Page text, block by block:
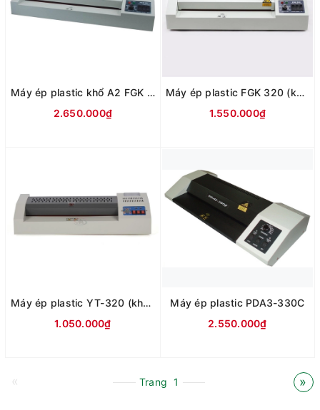
Máy ép plastic khổ A2 FGK 450 (4 lô ép)
2.650.000₫
Máy ép plastic FGK 320 (khổ A3)
1.550.000₫
Máy ép plastic YT-320 (khổ A3)
1.050.000₫
Máy ép plastic PDA3-330C
2.550.000₫
« Trang 1 »